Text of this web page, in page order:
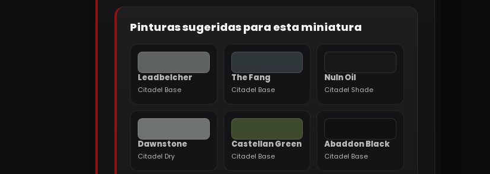
Pinturas sugeridas para esta miniatura
Leadbelcher
Citadel Base
The Fang
Citadel Base
Nuln Oil
Citadel Shade
Dawnstone
Citadel Dry
Castellan Green
Citadel Base
Abaddon Black
Citadel Base